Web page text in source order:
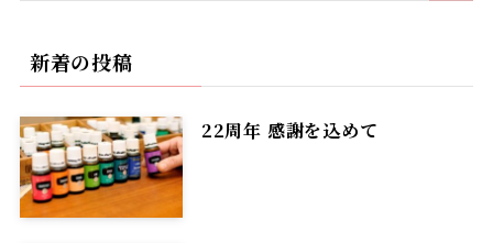
新着の投稿
22周年 感謝を込めて